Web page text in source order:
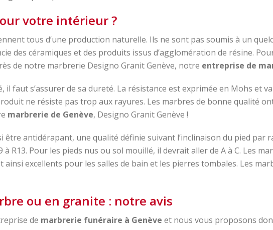
votre intérieur ?
tous d’une production naturelle. Ils ne sont pas soumis à un
des céramiques et des produits issus d’agglomération de résine.
de notre marbrerie Designo Granit Genève, notre entreprise de
faut s’assurer de sa dureté. La résistance est exprimée en Mohs et
ne résiste pas trop aux rayures. Les marbres de bonne qualité
marbrerie de Genève, Designo Granit Genève !
être antidérapant, une qualité définie suivant l’inclinaison du pied par
R13. Pour les pieds nus ou sol mouillé, il devrait aller de A à C. Les
ainsi excellents pour les salles de bain et les pierres tombales. Les
ou en granite : notre avis
de marbrerie funéraire à Genève et nous vous proposons